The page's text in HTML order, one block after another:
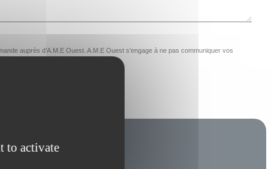
to activate
auprès d’A.M.E Ouest. A.M.E Ouest s'engage à ne pas communiquer vos